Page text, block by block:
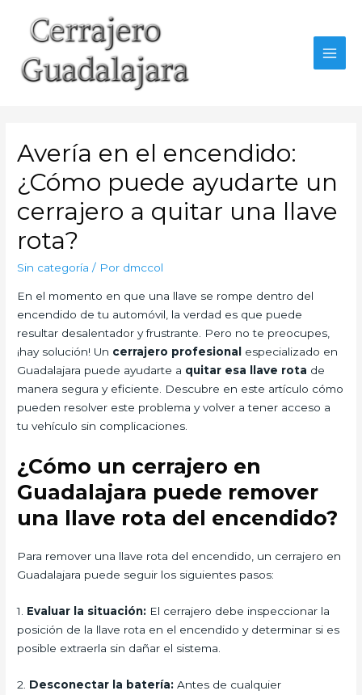
contenido
Avería en el encendido:
¿Cómo puede ayudarte un
cerrajero a quitar una llave
rota?
Sin categoría / Por dmccol
En el momento en que una llave se rompe dentro del
encendido de tu automóvil, la verdad es que puede
resultar desalentador y frustrante. Pero no te preocupes,
¡hay solución! Un cerrajero profesional
especializado en
Guadalajara puede ayudarte a quitar esa llave rota de
manera segura y eficiente. Descubre en este artículo cómo
pueden resolver este problema y volver a tener acceso a
tu vehículo sin complicaciones.
¿Cómo un cerrajero en
Guadalajara puede remover
una llave rota del encendido?
Para remover una llave rota del encendido, un cerrajero en
Guadalajara puede seguir los siguientes pasos:
1. Evaluar la situación: El cerrajero debe inspeccionar la
posición de la llave rota en el encendido y determinar si es
posible extraerla sin dañar el sistema.
2. Desconectar la batería: Antes de cualquier